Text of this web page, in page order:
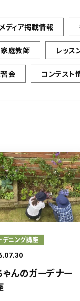
ディア掲載情報
庭教師 レッス
会 コンテスト
デニング講座
ゃんのガーデナー